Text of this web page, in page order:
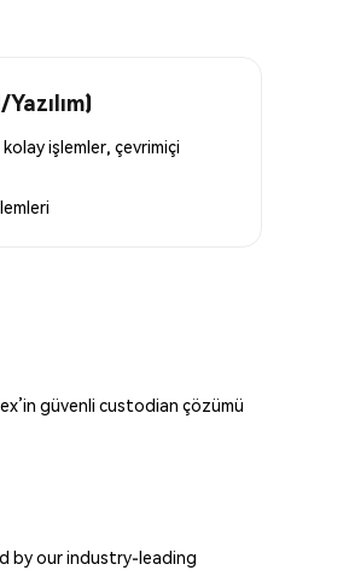
işlemler, çevrimiçi
güvenli custodian çözümü
by our industry-leading